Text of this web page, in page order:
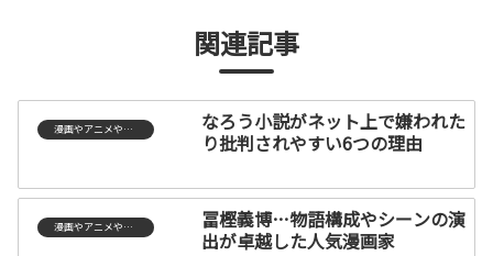
関連記事
漫画やアニメやゲーム
なろう小説がネット上で嫌われた
り批判されやすい6つの理由
漫画やアニメやゲーム
冨樫義博…物語構成やシーンの演
出が卓越した人気漫画家